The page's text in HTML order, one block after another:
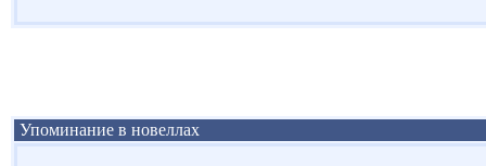
Упоминание в новеллах